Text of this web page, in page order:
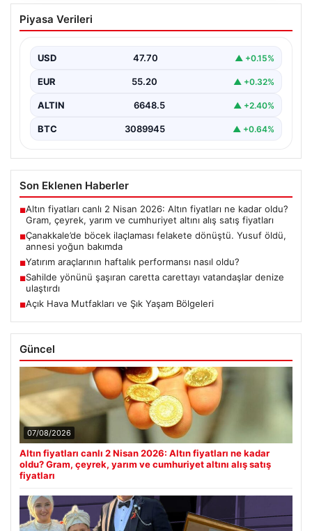
Çanakkale’de böcek ilaçlaması felakete
dönüştü. Yusuf öldü, annesi yoğun
Piyasa Verileri
USD 47.70 ▲ +0.15%
EUR 55.20 ▲ +0.32%
ALTIN 6648.5 ▲ +2.40%
BTC 3089945 ▲ +0.64%
Son Eklenen Haberler
■Altın fiyatları canlı 2 Nisan 2026: Altın fiyatları ne kadar oldu?
Gram, çeyrek, yarım ve cumhuriyet altını alış satış fiyatları
■Çanakkale’de böcek ilaçlaması felakete dönüştü. Yusuf öldü,
annesi yoğun bakımda
■Yatırım araçlarının haftalık performansı nasıl oldu?
■Sahilde yönünü şaşıran caretta carettayı vatandaşlar denize
ulaştırdı
■Açık Hava Mutfakları ve Şık Yaşam Bölgeleri
Güncel
07/08/2026
Altın fiyatları canlı 2 Nisan 2026: Altın fiyatları ne kadar
oldu? Gram, çeyrek, yarım ve cumhuriyet altını alış satış
fiyatları